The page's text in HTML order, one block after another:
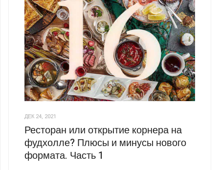
ДЕК 24, 2021
Ресторан или открытие корнера на
фудхолле? Плюсы и минусы нового
формата. Часть 1